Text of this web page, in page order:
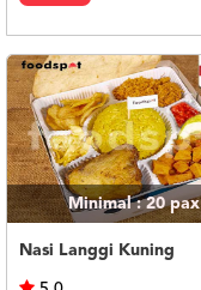
Minimal : 20pax
Nasi Langgi Kuning